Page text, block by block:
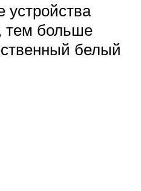
устройства
тем больше
белый